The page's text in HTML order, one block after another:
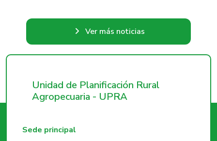
Ver más noticias
Unidad de Planificación Rural
Agropecuaria - UPRA
Sede principal